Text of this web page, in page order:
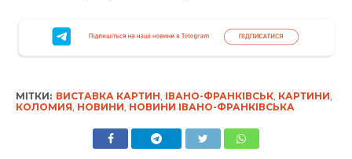
МІТКИ: ВИСТАВКА КАРТИН, ІВАНО-ФРАНКІВСЬК, КАРТИНИ,
КОЛОМИЯ, НОВИНИ, НОВИНИ ІВАНО-ФРАНКІВСЬКА